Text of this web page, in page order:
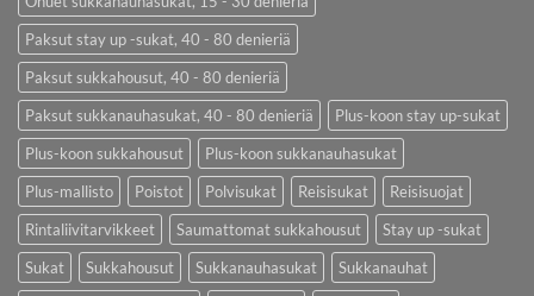
Paksut stay up -sukat, 40 - 80 denieriä
Paksut sukkahousut, 40 - 80 denieriä
Paksut sukkanauhasukat, 40 - 80 denieriä
Plus-koon stay up-sukat
Plus-koon sukkahousut
Plus-koon sukkanauhasukat
Plus-mallisto
Poistot Polvisukat Reisisukat
Reisisuojat
Rintaliivitarvikkeet
Saumattomat sukkahousut
Stay up -sukat
Sukat
Sukkahousut Sukkanauhasukat Sukkanauhat